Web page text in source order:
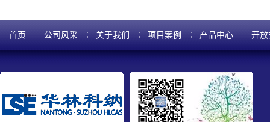
首页 公司风采 关于我们 项目案例 产品中心 开放